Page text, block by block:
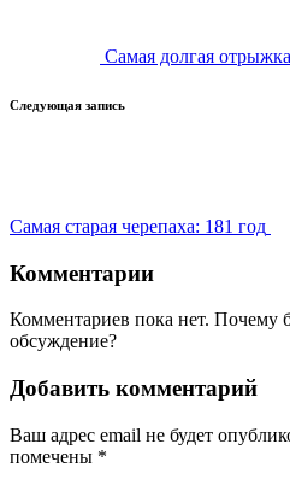
Самая долгая
Следующая запись
Самая старая черепаха: 181 год
Комментарии
Комментариев пока нет. Почему
обсуждение?
Добавить комментарий
Ваш адрес email не будет
помечены *